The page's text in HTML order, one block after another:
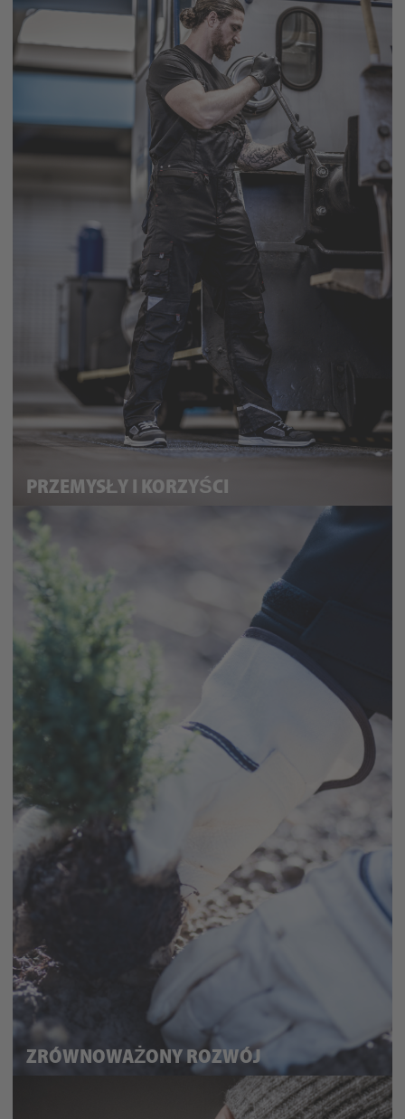
PRZEMYSŁY I KORZYŚCI
ZRÓWNOWAŻONY ROZWÓJ